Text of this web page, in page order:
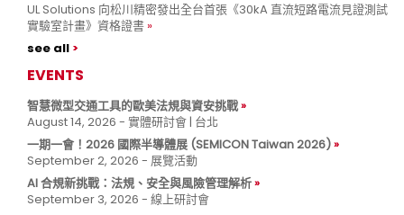
UL Solutions 向松川精密發出全台首張《30kA 直流短路電流見證測試
實驗室計畫》資格證書
see all
EVENTS
智慧微型交通工具的歐美法規與資安挑戰
August 14, 2026 - 實體研討會 | 台北
一期一會！2026 國際半導體展 (SEMICON Taiwan 2026)
September 2, 2026 - 展覽活動
AI 合規新挑戰：法規、安全與風險管理解析
September 3, 2026 - 線上研討會